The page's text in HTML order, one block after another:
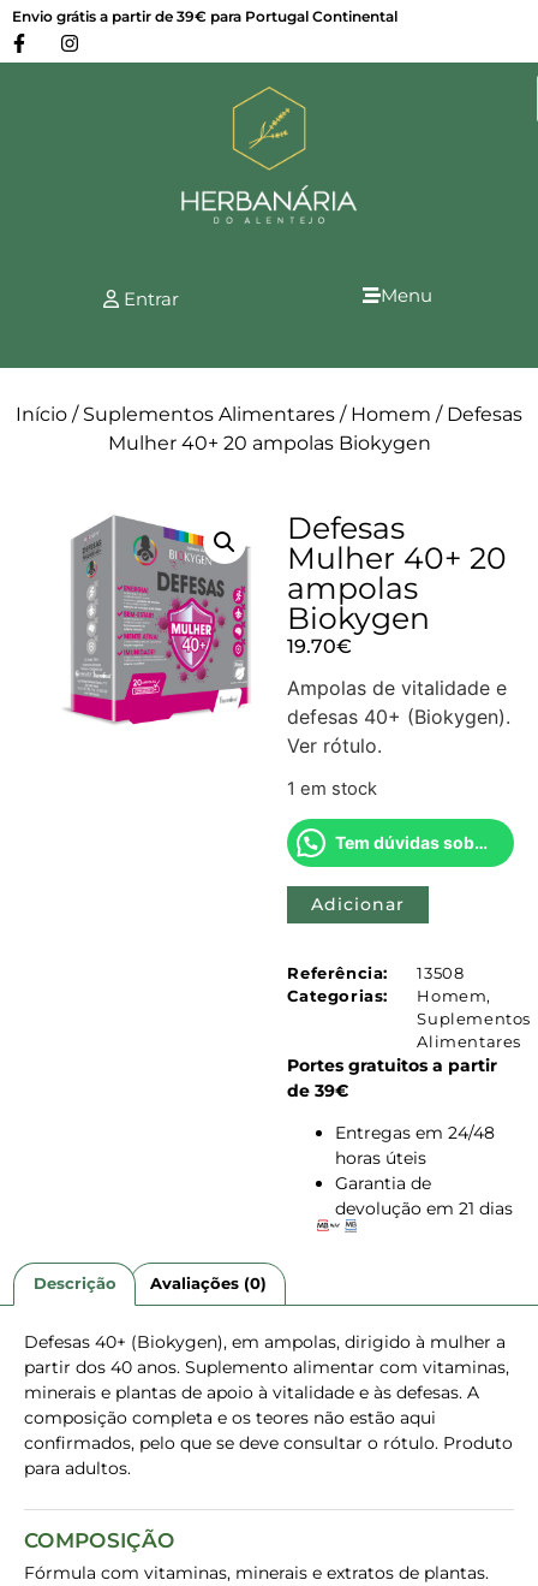
Envio grátis a partir de 39€ para Portugal Continental
Entrar Menu
Início / Suplementos Alimentares / Homem / Defesas
Mulher 40+ 20 ampolas Biokygen
Defesas
Mulher 40+ 20
ampolas
Biokygen
19.70€
Ampolas de vitalidade e
defesas 40+ (Biokygen).
Ver rótulo.
1 em stock
Tem dúvidas sobre este produto?
Adicionar
Referência:
13508
Categorias:
Homem,
Suplementos
Alimentares
Portes gratuitos a partir
de 39€
Entregas em 24/48
horas úteis
Garantia de
devolução em 21 dias
Descrição Avaliações (0)
Defesas 40+ (Biokygen), em ampolas, dirigido à mulher a
partir dos 40 anos. Suplemento alimentar com vitaminas,
minerais e plantas de apoio à vitalidade e às defesas. A
composição completa e os teores não estão aqui
confirmados, pelo que se deve consultar o rótulo. Produto
para adultos.
COMPOSIÇÃO
Fórmula com vitaminas, minerais e extratos de plantas.